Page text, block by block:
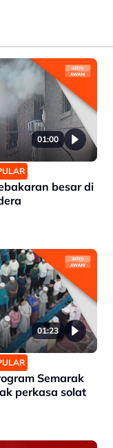
01:00
besar di
01:23
Semarak
perkasa solat